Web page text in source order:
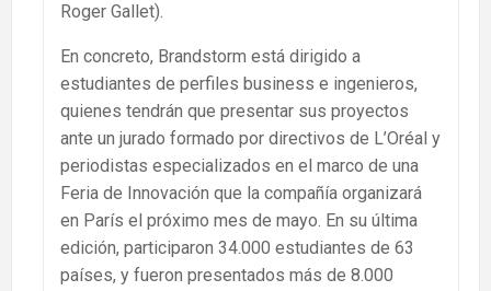
Roger Gallet).
En concreto, Brandstorm está dirigido a
estudiantes de perfiles business e ingenieros,
quienes tendrán que presentar sus proyectos
ante un jurado formado por directivos de L’Oréal y
periodistas especializados en el marco de una
Feria de Innovación que la compañía organizará
en París el próximo mes de mayo. En su última
edición, participaron 34.000 estudiantes de 63
países, y fueron presentados más de 8.000